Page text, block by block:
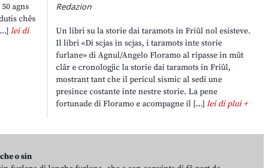
agns
chês
lei di
Redazion
Un libri su la storie dai taramots in Friûl nol esisteve.
Il libri «Di scjas in scjas, i taramots inte storie
furlane» di Agnul/Angelo Floramo al ripasse in mût
clâr e cronologjic la storie dai taramots in Friûl,
mostrant tant che il pericul sismic al sedi une
presince costante inte nestre storie. La pene
fortunade di Floramo e acompagne il […]lei di plui +
o sin